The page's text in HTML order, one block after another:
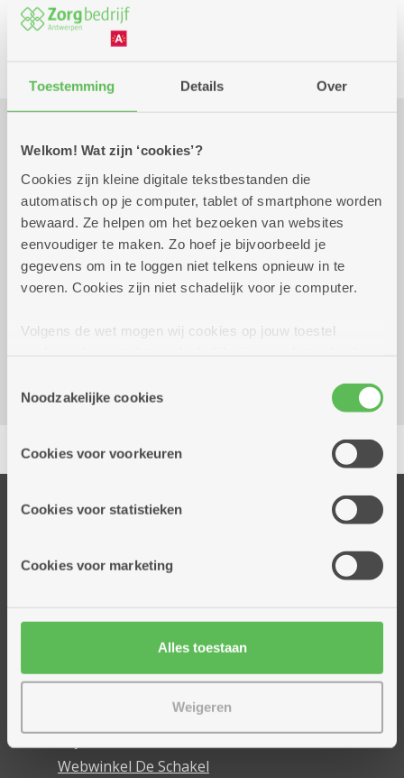
Toestemming Details Over
Welkom! Wat zijn ‘cookies’?
Cookies zijn kleine digitale tekstbestanden die
automatisch op je computer, tablet of smartphone worden
bewaard. Ze helpen om het bezoeken van websites
eenvoudiger te maken. Zo hoef je bijvoorbeeld je
gegevens om in te loggen niet telkens opnieuw in te
voeren. Cookies zijn niet schadelijk voor je computer.
Volgens de wet mogen wij cookies op jouw toestel
cookies hebben we jouw toestemming nodig. Sommige
cookies worden geplaatst door derde partijen die een
informatie over jouw (geanonimiseerd) gebruik van onze
partners kunnen deze gegevens combineren met andere
Noodzakelijke cookies
Cookies voor voorkeuren
Cookies voor statistieken
Cookies voor marketing
Alles toestaan
Weigeren
Club
Praktisch
Wekelijks op vrijdag tot 31
december 2026
14.00 uur tot
17.00 uur
Reserveer vervoer
Dienstencentrum Kronenburg
Onze diensten
Dienstencentra
Woonzorgcentra
Financieel comfort
Onze innovaties
Mijn Boek
Webwinkel De Schakel